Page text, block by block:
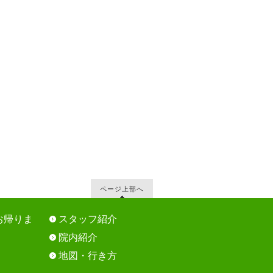
ページ上部へ
りま
スタッフ紹介
院内紹介
地図・行き方